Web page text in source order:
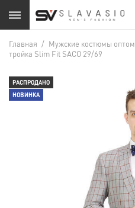
Главная / Мужские костюмы оптом
тройка Slim Fit SACO 29/69
РАСПРОДАНО
НОВИНКА